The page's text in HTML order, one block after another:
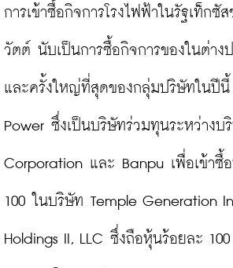
การเข้าซื้อกิจการโรงไฟฟ้าในรัฐเท็กซั
วัตต์ นับเป็นการซื้อกิจการของในต่าง
และครั้งใหญ่ที่สุดของกลุ่มปริษัทในปีนี้
Power ซึ่งเป็นบริษัทร่วมทุนระหว่างบ
Corporation และ Banpu เพื่อเข้าซื้
100 ในบริษัท Temple Generation
Holdings II, LLC ซึ่งถือหุ้นร้อยละ